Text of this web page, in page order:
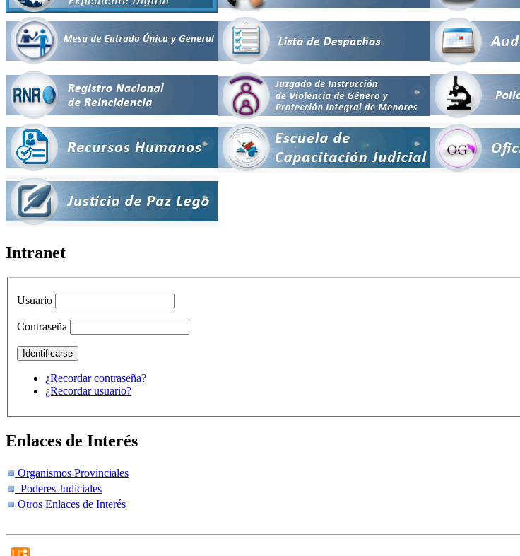
Intranet
Usuario
Contraseña
¿Recordar contraseña?
¿Recordar usuario?
Enlaces de Interés
Organismos Provinciales
Poderes Judiciales
Otros Enlaces de Interés